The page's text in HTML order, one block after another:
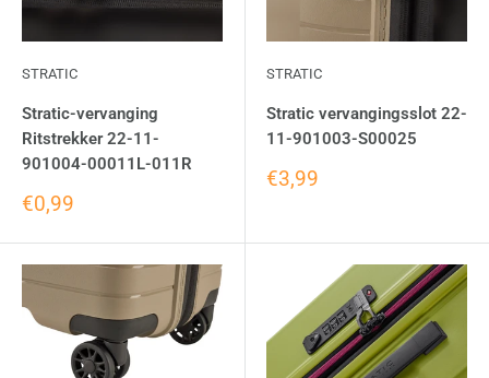
STRATIC
Stratic-vervanging
Ritstrekker 22-11-
901004-00011L-011R
€0,99
STRATIC
Stratic vervangingsslot 22-
11-901003-S00025
€3,99